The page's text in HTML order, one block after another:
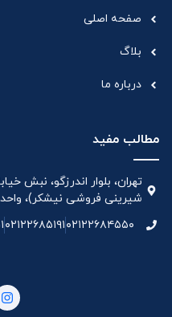
صفحه اصلی
بلاگ
درباره ما
مطالب مفید
شیرینی فروشی نیشکر)، واحد ۳۳ ، طبقه ۵
۰۲۱۲۲۶۸۴۵۵۰۰۲۱۲۲۶۸۵۱۹۱